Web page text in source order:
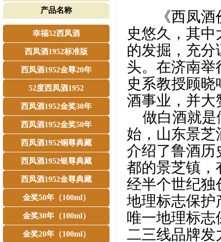
产品名称
幸福52西凤酒
西凤酒1952标准版
西凤酒1952金尊20年
52度西凤酒1952
西凤酒1952金奖30年
西凤酒1952金奖50年
西凤酒1952铜尊典藏
西凤酒1952银尊典藏
西凤酒1952金尊典藏
金奖50年（100ml）
金奖30年（100ml）
金奖20年（100ml）
《西凤酒价
史悠久，其
的发掘，充
头。在济南举
史系教授顾
酒事业，并大
做白酒就是
始，山东景
介绍了鲁酒历
都的景芝镇，
经半个世纪独
地理标志保护
唯一地理标
二三线品牌发